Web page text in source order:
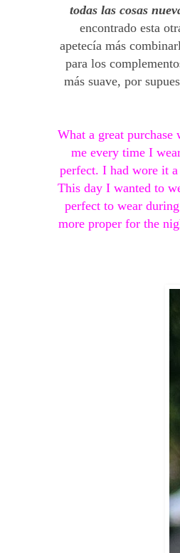
todas las cosas
encontrado esta
apetecía más
para los
más suave, por
What a great
me every time I
perfect. I had wore it
This day I wanted to
perfect to wear
more proper for the